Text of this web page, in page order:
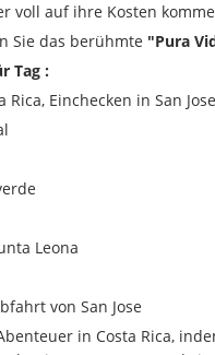
voll auf ihre Kosten
Sie das berühmte "Pura
Tag :
Einchecken in San Jose
Leona
von San Jose
in Costa Rica,